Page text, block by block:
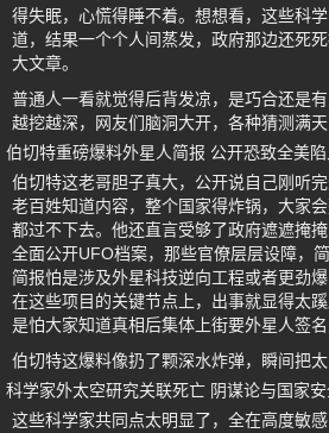
得失眠，心慌得睡不着。想想看，这些科
道，结果一个个人间蒸发，政府那边还死
大文章。
普通人一看就觉得后背发凉，是巧合还是
越挖越深，网友们脑洞大开，各种猜测满天
伯切特重磅爆料外星人简报 公开恐致全美
伯切特这老哥胆子真大，公开说自己刚听
老百姓知道内容，整个国家得炸锅，大家
都过不下去。他还直言受够了政府遮遮掩
全面公开UFO档案，那些官僚层层设障，
简报怕是涉及外星科技逆向工程或者更劲
在这些项目的关键节点上，出事就显得太
是怕大家知道真相后集体上街要外星人签名
伯切特这爆料像扔了颗深水炸弹，瞬间把太
科学家外太空研究关联死亡 阴谋论与国家
这些科学家共同点太明显了，全在高度敏